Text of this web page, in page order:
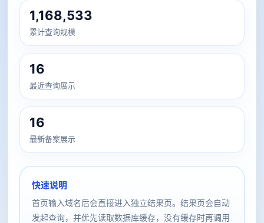
1,168,533
累计查询规模
16
最近查询展示
16
最新备案展示
快速说明
首页输入域名后会直接进入独立结果页。结果页会自动
发起查询，并优先读取数据库缓存，没有缓存时再调用